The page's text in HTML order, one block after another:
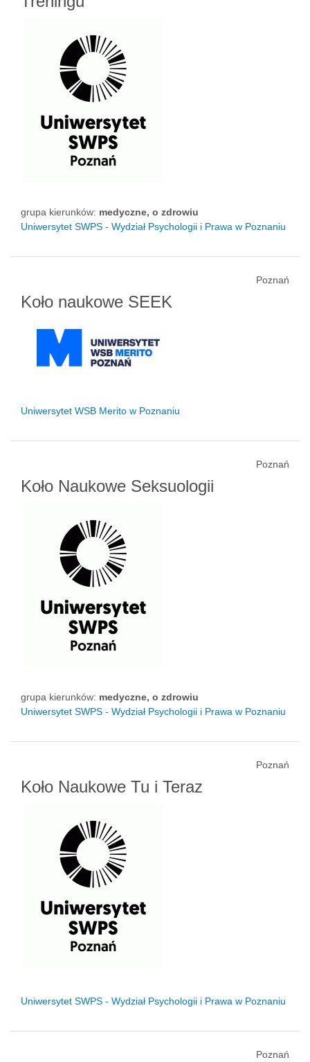
grupa kierunków: medyczne, o zdrowiu
Uniwersytet SWPS - Wydział Psychologii i Prawa w Poznaniu
Poznań
Koło naukowe SEEK
Uniwersytet WSB Merito w Poznaniu
Poznań
Koło Naukowe Seksuologii
grupa kierunków: medyczne, o zdrowiu
Uniwersytet SWPS - Wydział Psychologii i Prawa w Poznaniu
Poznań
Koło Naukowe Tu i Teraz
Uniwersytet SWPS - Wydział Psychologii i Prawa w Poznaniu
Poznań